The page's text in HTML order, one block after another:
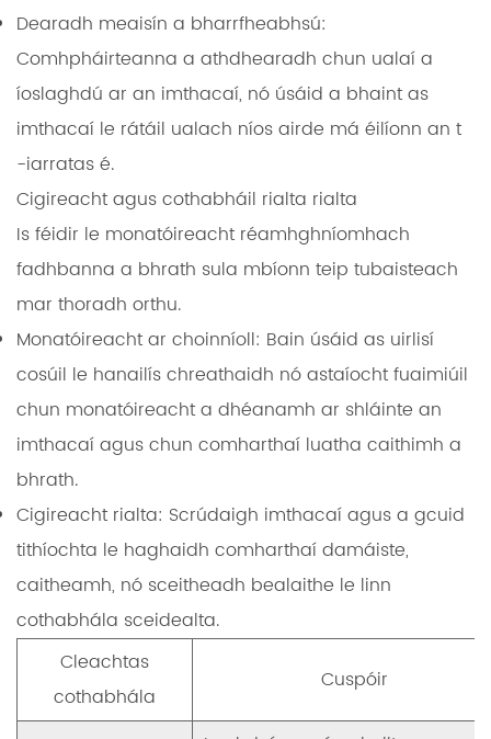
Dearadh meaisín a bharrfheabhsú:
Comhpháirteanna a athdhearadh chun ualaí a
íoslaghdú ar an imthacaí, nó úsáid a bhaint as
imthacaí le rátáil ualach níos airde má éilíonn an t
-iarratas é.
Cigireacht agus cothabháil rialta rialta
Is féidir le monatóireacht réamhghníomhach
fadhbanna a bhrath sula mbíonn teip tubaisteach
mar thoradh orthu.
Monatóireacht ar choinníoll: Bain úsáid as uirlisí
cosúil le hanailís chreathaidh nó astaíocht fuaimiúil
chun monatóireacht a dhéanamh ar shláinte an
imthacaí agus chun comharthaí luatha caithimh a
bhrath.
Cigireacht rialta: Scrúdaigh imthacaí agus a gcuid
tithíochta le haghaidh comharthaí damáiste,
caitheamh, nó sceitheadh ​​bealaithe le linn
cothabhála sceidealta.
Cleachtas
cothabhála
Cuspóir